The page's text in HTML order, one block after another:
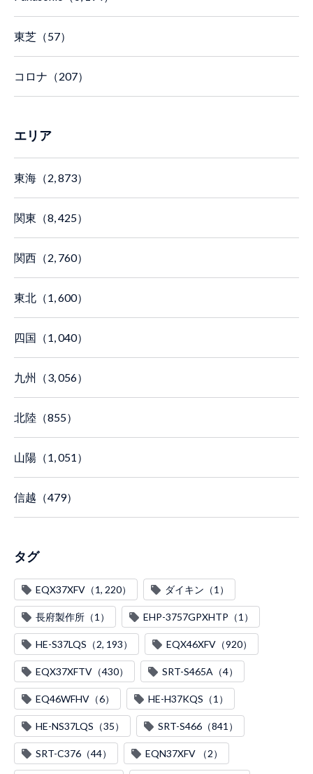
東芝（57）
コロナ（207）
エリア
東海（2, 873）
関東（8, 425）
関西（2, 760）
東北（1, 600）
四国（1, 040）
九州（3, 056）
北陸（855）
山陽（1, 051）
信越（479）
タグ
EQX37XFV（1, 220） ダイキン（1）
長府製作所（1） EHP-3757GPXHTP（1）
HE-S37LQS（2, 193） EQX46XFV（920）
EQX37XFTV（430） SRT-S465A（4）
EQ46WFHV（6） HE-H37KQS（1）
HE-NS37LQS（35） SRT-S466（841）
SRT-C376（44） EQN37XFV （2）